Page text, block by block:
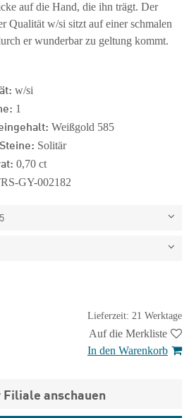
auf die Hand, die ihn trägt. Der
Qualität w/si sitzt auf einer schmalen
er wunderbar zu geltung kommt.
w/si
1
Weißgold 585
Solitär
0,70 ct
GY-002182
Lieferzeit: 21 Werktage
Auf die Merkliste
In den Warenkorb
anschauen